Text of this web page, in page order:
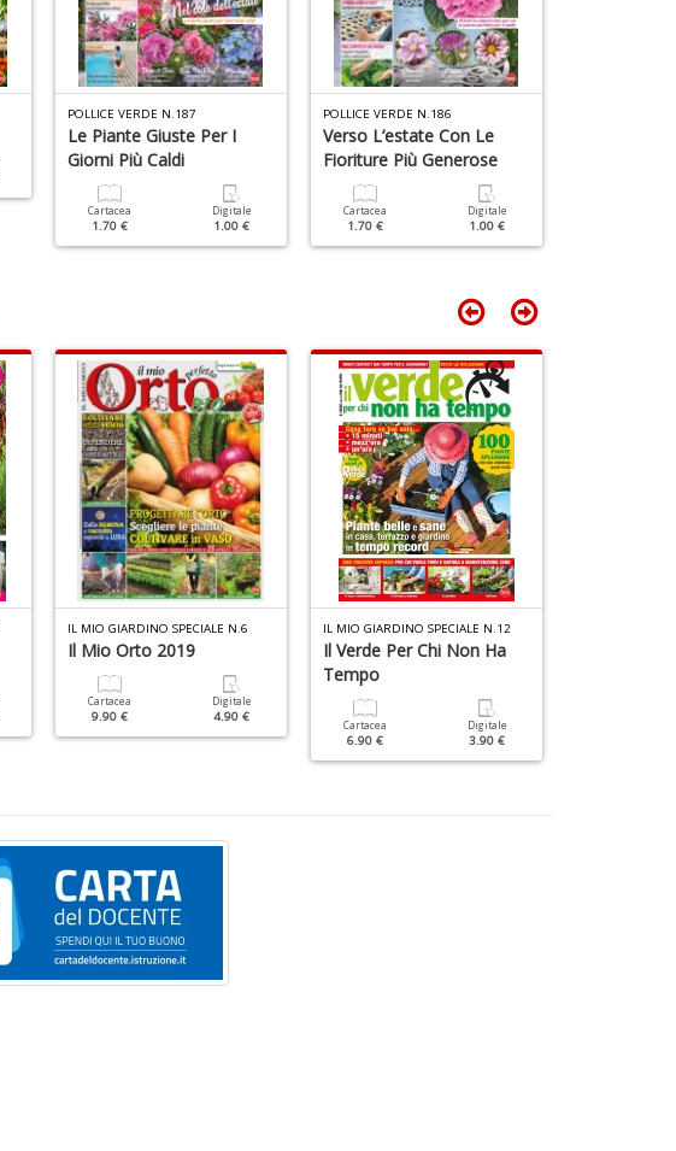
POLLICE VERDE N.187
Le Piante Giuste Per I
Giorni Più Caldi
Cartacea
1.70 €
Digitale
1.00 €
POLLICE VERDE N.186
Verso L’estate Con Le
Fioriture Più Generose
Cartacea
1.70 €
Digitale
1.00 €
IL MIO GIARDINO SPECIALE N.6
Il Mio Orto 2019
Cartacea
9.90 €
Digitale
4.90 €
IL MIO GIARDINO SPECIALE N.12
Il Verde Per Chi Non Ha
Tempo
Cartacea
6.90 €
Digitale
3.90 €